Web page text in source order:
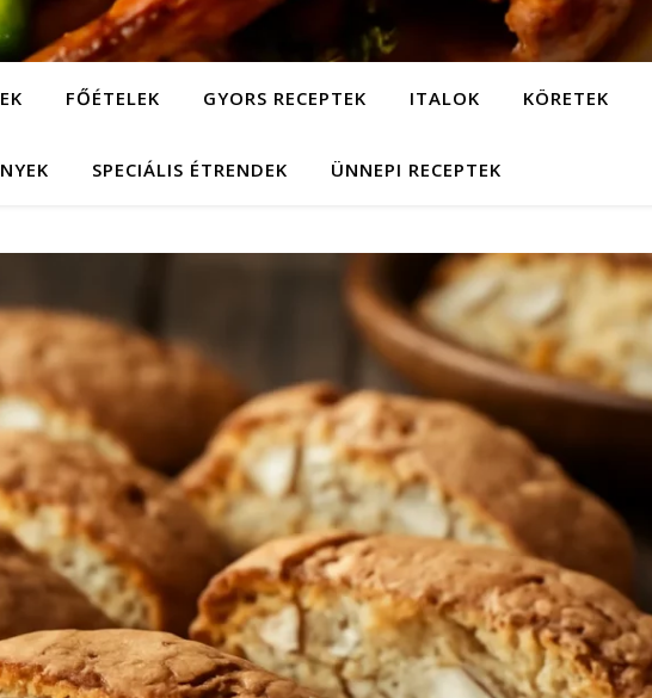
FŐÉTELEK GYORS RECEPTEK ITALOK KÖRETEK
SPECIÁLIS ÉTRENDEK ÜNNEPI RECEPTEK